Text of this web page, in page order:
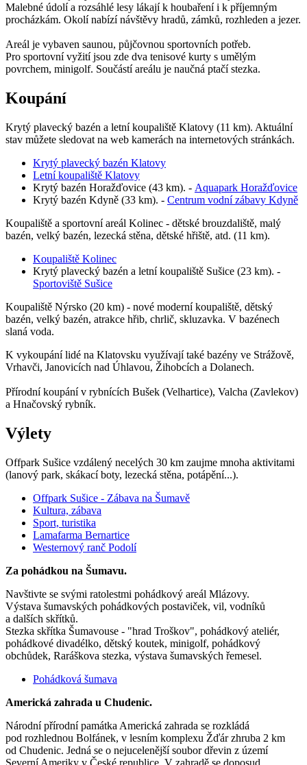
Malebné údolí a rozsáhlé lesy lákají k houbaření i k příjemným
procházkám. Okolí nabízí návštěvy hradů, zámků, rozhleden a jezer.
Areál je vybaven saunou, půjčovnou sportovních potřeb.
Pro sportovní vyžití jsou zde dva tenisové kurty s umělým
povrchem, minigolf. Součástí areálu je naučná ptačí stezka.
Koupání
Krytý plavecký bazén a letní koupaliště Klatovy (11 km). Aktuální
stav můžete sledovat na web kamerách na internetových stránkách.
Krytý plavecký bazén Klatovy
Letní koupaliště Klatovy
Krytý bazén Horažďovice (43 km). - Aquapark Horažďovice
Krytý bazén Kdyně (33 km). - Centrum vodní zábavy Kdyně
Koupaliště a sportovní areál Kolinec - dětské brouzdaliště, malý
bazén, velký bazén, lezecká stěna, dětské hřiště, atd. (11 km).
Koupaliště Kolinec
Krytý plavecký bazén a letní koupaliště Sušice (23 km). -
Sportoviště Sušice
Koupaliště Nýrsko (20 km) - nové moderní koupaliště, dětský
bazén, velký bazén, atrakce hřib, chrlič, skluzavka. V bazénech
slaná voda.
K vykoupání lidé na Klatovsku využívají také bazény ve Strážově,
Vrhavči, Janovicích nad Úhlavou, Žihobcích a Dolanech.
Přírodní koupání v rybnících Bušek (Velhartice), Valcha (Zavlekov)
a Hnačovský rybník.
Výlety
Offpark Sušice vzdálený necelých 30 km zaujme mnoha aktivitami
(lanový park, skákací boty, lezecká stěna, potápění...).
Offpark Sušice - Zábava na Šumavě
Kultura, zábava
Sport, turistika
Lamafarma Bernartice
Westernový ranč Podolí
Za pohádkou na Šumavu.
Navštivte se svými ratolestmi pohádkový areál Mlázovy.
Výstava šumavských pohádkových postaviček, vil, vodníků
a dalších skřítků.
Stezka skřítka Šumavouse - "hrad Troškov", pohádkový ateliér,
pohádkové divadélko, dětský koutek, minigolf, pohádkový
obchůdek, Raráškova stezka, výstava šumavských řemesel.
Pohádková šumava
Americká zahrada u Chudenic.
Národní přírodní památka Americká zahrada se rozkládá
pod rozhlednou Bolfánek, v lesním komplexu Žďár zhruba 2 km
od Chudenic. Jedná se o nejucelenější soubor dřevin z území
Severní Ameriky v České republice. V zahradě se doposud